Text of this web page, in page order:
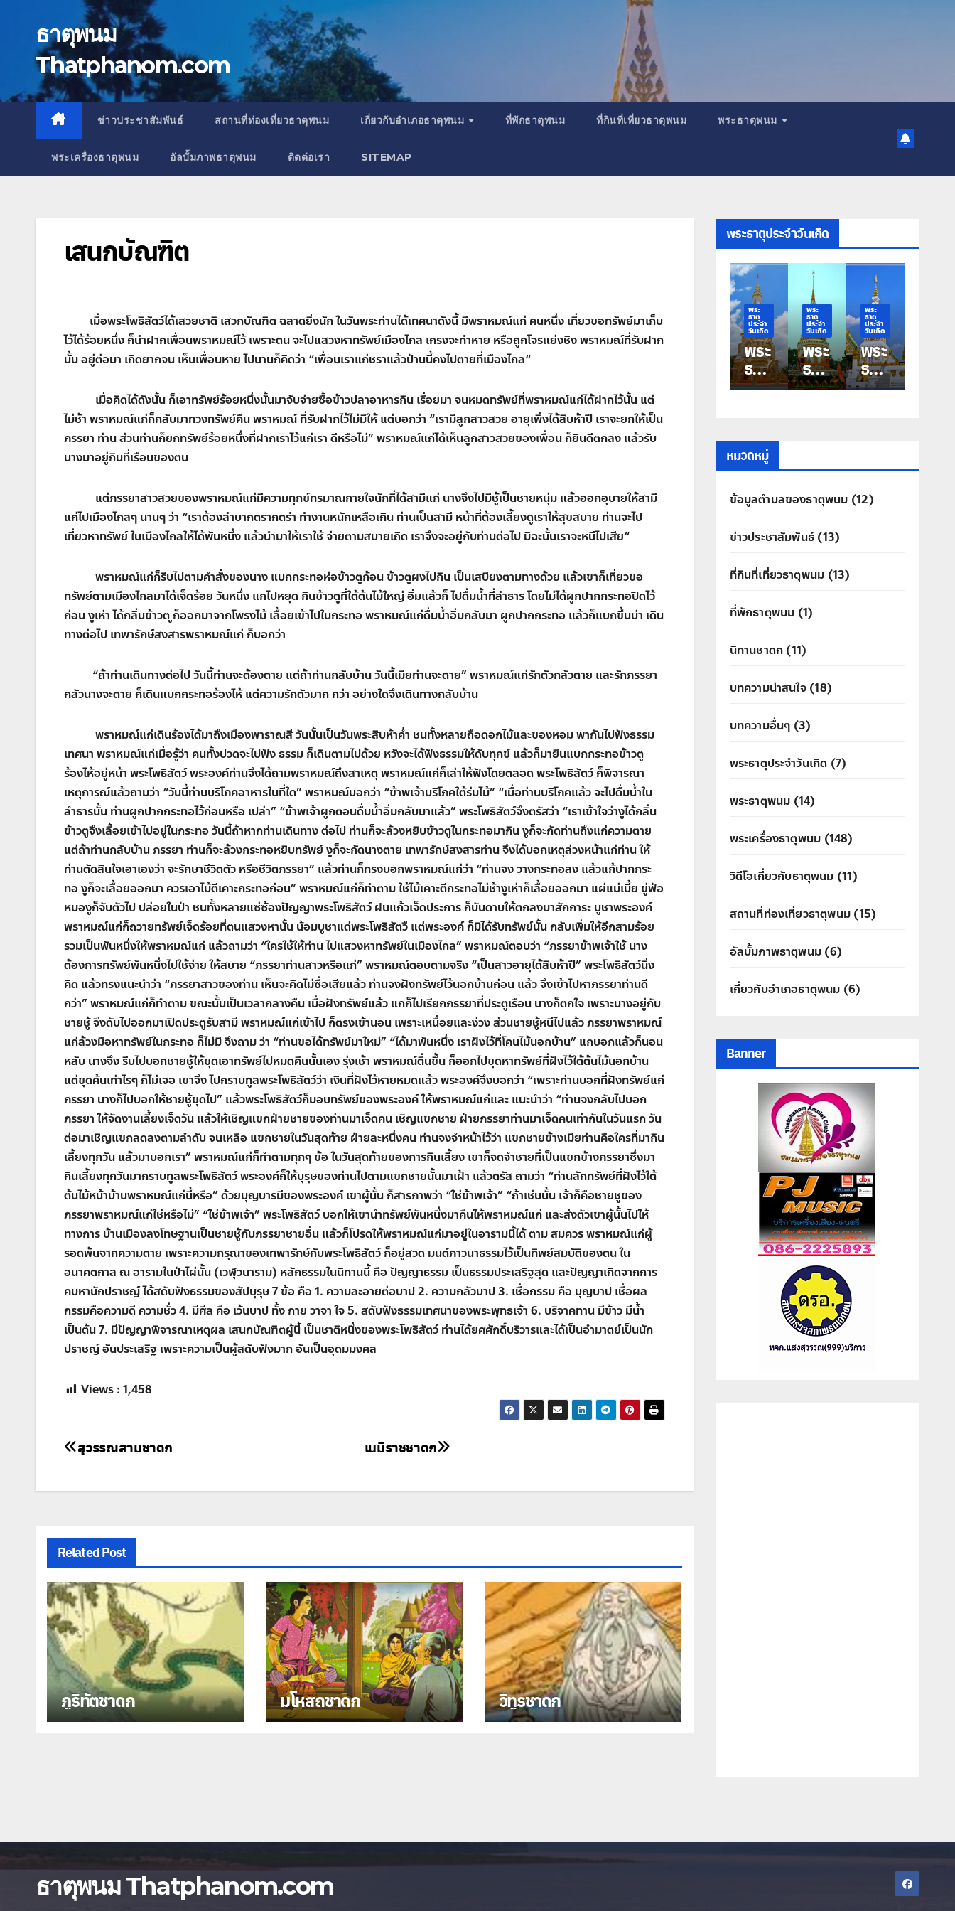
contentธาตุพนม
Thatphanom.com
ข่าวประชาสัมพันธ์ สถานที่ท่องเที่ยวธาตุพนม เกี่ยวกับอำเภอธาตุพนม ที่พักธาตุพนม ที่กินที่เที่ยวธาตุพนม พระธาตุพนม
พระเครื่องธาตุพนม อัลบั้มภาพธาตุพนม ติดต่อเรา SITEMAP
เสนกบัณฑิต
เมื่อพระโพธิสัตว์ได้เสวยชาติ เสวกบัณฑิต ฉลาดยิ่งนัก ในวันพระท่านได้เทศนาดังนี้ มีพราหมณ์แก่ คนหนึ่ง เที่ยวขอทรัพย์มาเก็บ
ไว้ได้ร้อยหนึ่ง ก็นำฝากเพื่อนพราหมณ์ไว้ เพราะตน จะไปแสวงหาทรัพย์เมืองไกล เกรงจะทำหาย หรือถูกโจรแย่งชิง พราหมณ์ที่รับฝาก
นั้น อยู่ต่อมา เกิดยากจน เห็นเพื่อนหาย ไปนานก็คิดว่า “เพื่อนเราแก่ชราแล้วป่านนี้คงไปตายที่เมืองไกล“
เมื่อคิดได้ดังนั้น ก็เอาทรัพย์ร้อยหนึ่งนั้นมาจับจ่ายซื้อข้าวปลาอาหารกิน เรื่อยมา จนหมดทรัพย์ที่พราหมณ์แก่ได้ฝากไว้นั้น แต่
ไม่ช้า พราหมณ์แก่ก็กลับมาทวงทรัพย์คืน พราหมณ์ ที่รับฝากไว้ไม่มีให้ แต่บอกว่า “เรามีลูกสาวสวย อายุเพิ่งได้สิบห้าปี เราจะยกให้เป็น
ภรรยา ท่าน ส่วนท่านก็ยกทรัพย์ร้อยหนึ่งที่ฝากเราไว้แก่เรา ดีหรือไม่”พราหมณ์แก่ได้เห็นลูกสาวสวยของเพื่อน ก็ยินดีตกลง แล้วรับ
นางมาอยู่กินที่เรือนของตน
แต่ภรรยาสาวสวยของพราหมณ์แก่มีความทุกข์ทรมาณกายใจนักที่ได้สามีแก่ นางจึงไปมีชู้เป็นชายหนุ่ม แล้วออกอุบายให้สามี
แก่ไปเมืองไกลๆ นานๆ ว่า “เราต้องลำบากตรากตรำ ทำงานหนักเหลือเกิน ท่านเป็นสามี หน้าที่ต้องเลี้ยงดูเราให้สุขสบาย ท่านจะไป
เที่ยวหาทรัพย์ ในเมืองไกลให้ได้พันหนึ่ง แล้วนำมาให้เราใช้ จ่ายตามสบายเถิด เราจึงจะอยู่กับท่านต่อไป มิฉะนั้นเราจะหนีไปเสีย“
พราหมณ์แก่ก็รีบไปตามคำสั่งของนาง แบกกระทอห่อข้าวตูก้อน ข้าวตูผงไปกิน เป็นเสบียงตามทางด้วย แล้วเขาก็เที่ยวขอ
ทรัพย์ตามเมืองไกลมาได้เจ็ดร้อย วันหนึ่ง แกไปหยุด กินข้าวตูที่ใต้ต้นไม้ใหญ่ อิ่มแล้วก็ ไปดื่มน้ำที่ลำธาร โดยไม่ได้ผูกปากกระทอปิดไว้
ก่อน งูเห่า ได้กลิ่นข้าวต ูก็ออกมาจากโพรงไม้ เลื้อยเข้าไปในกระทอ พราหมณ์แก่ดื่มน้ำอิ่มกลับมา ผูกปากกระทอ แล้วก็แบกขึ้นบ่า เดิน
ทางต่อไป เทพารักษ์สงสารพราหมณ์แก่ ก็บอกว่า
“ถ้าท่านเดินทางต่อไป วันนี้ท่านจะต้องตาย แต่ถ้าท่านกลับบ้าน วันนี้เมียท่านจะตาย”พราหมณ์แก่รักตัวกลัวตาย และรักภรรยา
กลัวนางจะตาย ก็เดินแบกกระทอร้องไห้ แต่ความรักตัวมาก กว่า อย่างใดจึงเดินทางกลับบ้าน
พราหมณ์แก่เดินร้องได้มาถึงเมืองพาราณสี วันนั้นเป็นวันพระสิบห้าค่ำ ชนทั้งหลายถือดอกไม้และของหอม พากันไปฟังธรรม
เทศนา พราหมณ์แก่เมื่อรู้ว่า คนทั้งปวดจะไปฟัง ธรรม ก็เดินตามไปด้วย หวังจะได้ฟังธรรมให้ดับทุกข์ แล้วก็มายืนแบกกระทอข้าวตู
ร้องไห้อยู่หน้า พระโพธิสัตว์ พระองค์ท่านจึงได้ถามพราหมณ์ถึงสาเหตุ พราหมณ์แก่ก็เล่าให้ฟังโดยตลอด พระโพธิสัตว์ ก็พิจารณา
เหตุการณ์แล้วถามว่า “วันนี้ท่านบริโภคอาหารในที่ใด”พราหมณ์บอกว่า “ข้าพเจ้าบริโภคใต้ร่มไม้” “เมื่อท่านบริโภคแล้ว จะไปดื่มน้ำใน
ลำธารนั้น ท่านผูกปากกระทอไว้ก่อนหรือ เปล่า” “ข้าพเจ้าผูกตอนดื่มน้ำอิ่มกลับมาแล้ว”พระโพธิสัตว์จึงตรัสว่า “เราเข้าใจว่างูได้กลิ่น
ข้าวตูจึงเลื้อยเข้าไปอยู่ในกระทอ วันนี้ถ้าหากท่านเดินทาง ต่อไป ท่านก็จะล้วงหยิบข้าวตูในกระทอมากิน งูก็จะกัดท่านถึงแก่ความตาย
แต่ถ้าท่านกลับบ้าน ภรรยา ท่านก็จะล้วงกระทอหยิบทรัพย์ งูก็จะกัดนางตาย เทพารักษ์สงสารท่าน จึงได้บอกเหตุล่วงหน้าแก่ท่าน ให้
ท่านตัดสินใจเอาเองว่า จะรักษาชีวิตตัว หรือชีวิตภรรยา” แล้วท่านก็ทรงบอกพราหมณ์แก่ว่า “ท่านจง วางกระทอลง แล้วแก้ปากกระ
ทอ งูก็จะเลื้อยออกมา ควรเอาไม้ตีเคาะกระทอก่อน”พราหมณ์แก่ก็ทำตาม ใช้ไม้เคาะตีกระทอไม่ช้างูเห่าก็เลื้อยออกมา แผ่แม่เบี้ย ขู่ฟ่อ
หมองูก็จับตัวไป ปล่อยในป่า ชนทั้งหลายแซ่ซ้องปัญญาพระโพธิสัตว์ ฝนแก้วเจ็ดประการ ก็บันดาบให้ตกลงมาสักการะ บูชาพระองค์
พราหมณ์แก่ก็ถวายทรัพย์เจ็ดร้อยที่ตนแสวงหานั้น น้อมบูชาแด่พระโพธิสัตวื แต่พระองค์ ก็มิได้รับทรัพย์นั้น กลับเพิ่มให้อีกสามร้อย
รวมเป็นพันหนึ่งให้พราหมณ์แก่ แล้วถามว่า “ใครใช้ให้ท่าน ไปแสวงหาทรัพย์ในเมืองไกล”พราหมณ์ตอบว่า “ภรรยาข้าพเจ้าใช้ นาง
ต้องการทรัพย์พันหนึ่งไปใช้จ่าย ให้สบาย “ภรรยาท่านสาวหรือแก่”พราหมณ์ตอบตามจริง “เป็นสาวอายุได้สิบห้าปี”พระโพธิสัตว์นิ่ง
คิด แล้วทรงแนะนำว่า “ภรรยาสาวของท่าน เห็นจะคิดไม่ซื่อเสียแล้ว ท่านจงฝังทรัพย์ไว้นอกบ้านก่อน แล้ว จึงเข้าไปหาภรรยาท่านดี
กว่า”พราหมณ์แก่ก็ทำตาม ขณะนั้นเป็นเวลากลางคืน เมื่อฝังทรัพย์แล้ว แกก็ไปเรียกภรรยาที่ประตูเรือน นางก็ตกใจ เพราะนางอยู่กับ
ชายชู้ จึงดับไปออกมาเปิดประตูรับสามี พราหมณ์แก่เข้าไป ก็ตรงเข้านอน เพราะเหนื่อยและง่วง ส่วนชายชู้หนีไปแล้ว ภรรยาพราหมณ์
แก่ล้วงมือหาทรัพย์ในกระทอ ก็ไม่มี จึงถาม ว่า “ท่านขอได้ทรัพย์มาใหม่” “ได้มาพันหนึ่ง เราฝังไว้ที่โคนไม้นอกบ้าน” แกบอกแล้วก็นอน
หลับ นางจึง รีบไปบอกชายชู้ให้ขุดเอาทรัพย์ไปหมดคืนนั้นเอง รุ่งเช้า พราหมณ์ตื่นขึ้น ก็ออกไปขุดหาทรัพย์ที่ฝังไว้ใต้ต้นไม้นอกบ้าน
แต่ขุดค้นเท่าไรๆ ก็ไม่เจอ เขาจึง ไปกราบทูลพระโพธิสัตว์ว่า เงินที่ฝังไว้หายหมดแล้ว พระองค์จึงบอกว่า “เพราะท่านบอกที่ฝังทรัพย์แก่
ภรรยา นางก็ไปบอกให้ชายชู้ขุดไป” แล้วพระโพธิสัตว์ก็มอบทรัพย์ของพระองค์ ให้พราหมณ์แก่และ แนะนำว่า “ท่านจงกลับไปบอก
ภรรยา ให้จัดงานเลี้ยงเจ็ดวัน แล้วให้เชิญแขกฝ่ายชายของท่านมาเจ็ดคน เชิญแขกชาย ฝ่ายภรรยาท่านมาเจ็ดคนเท่ากันในวันแรก วัน
ต่อมาเชิญแขกลดลงตามลำดับ จนเหลือ แขกชายในวันสุดท้าย ฝ่ายละหนึ่งคน ท่านจงจำหน้าไว้ว่า แขกชายข้างเมียท่านคือใครที่มากิน
เลี้ยงทุกวัน แล้วมาบอกเรา”พราหมณ์แก่ก็ทำตามทุกๆ ข้อ ในวันสุดท้ายของการกินเลี้ยง เขาก็จดจำชายที่เป็นแขกข้างภรรยาซึ่งมา
กินเลี้ยงทุกวันมากราบทูลพระโพธิสัตว์ พระองค์ก็ให้บุรุษของท่านไปตามแขกชายนั้นมาเฝ้า แล้วตรัส ถามว่า “ท่านลักทรัพย์ที่ฝังไว้ใต้
ต้นไม้หน้าบ้านพราหมณ์แก่นี้หรือ”ด้วยบุญบารมีของพระองค์ เขาผู้นั้น ก็สารภาพว่า “ใช่ข้าพเจ้า” “ถ้าเช่นนั้น เจ้าก็คือชายชูของ
ภรรยาพราหมณ์แก่ใช่หรือไม่” “ใช่ข้าพเจ้า”พระโพธิสัตว์ บอกให้เขานำทรัพย์พันหนึ่งมาคืนให้พราหมณ์แก่ และส่งตัวเขาผู้นั้นไปให้
ทางการ บ้านเมืองลงโทษฐานเป็นชายชู้กับภรรยาชายอื่น แล้วก็โปรดให้พราหมณ์แก่มาอยู่ในอารามนี้ได้ ตาม สมควร พราหมณ์แก่ผู้
รอดพ้นจากความตาย เพราะความกรุณาของเทพารักษ์กับพระโพธิสัตว์ ก็อยู่สวด มนต์ภาวนาธรรมไว้เป็นทิพย์สมบัติของตน ใน
อนาคตกาล ณ อารามในป่าไผ่นั้น (เวฬุวนาราม) หลักธรรมในนิทานนี้ คือ ปัญญาธรรม เป็นธรรมประเสริฐสุด และปัญญาเกิดจากการ
คบหานักปราชญ์ ได้สดับฟังธรรมของสัปบุรุษ7ข้อ คือ1. ความละอายต่อบาป2. ความกลัวบาป3. เชื่อกรรม คือ บุญบาป เชื่อผล
กรรมคือความดี ความชั่ว4. มีศีล คือ เว้นบาป ทั้ง กาย วาจา ใจ5. สดับฟังธรรมเทศนาของพระพุทธเจ้า 6. บริจาคทาน มีข้าว มีน้ำ
เป็นต้น7. มีปัญญาพิจารณาเหตุผล เสนกบัณฑิตผู้นี้ เป็นชาติหนึ่งของพระโพธิสัตว์ ท่านได้ยศศักดิ์บริวารและได้เป็นอำมาตย์เป็นนัก
ปราชญ์ อันประเสริฐ เพราะความเป็นผู้สดับฟังมาก อันเป็นอุดมมงคล
Views : 1,458
แนะแนว
เรื่อง
เนมิราชชาดก
สุวรรณสามชาดก
Related Post
ภูริทัตชาดก มโหสถชาดก วิทูรชาดก
พระธาตุประจำวันเกิด
ธาตุ
ประจำ
พระ
ประ
จำ
วัน
เกิด
ร์
พระ
ธาตุ
พระ
ธาตุ
ประจำ
วันเกิด
พระ
ธาตุ
ประ
เกิด
วัน
พฤ
หัสบ
ดี
พระ
ธาตุ
ประ
สิทธิ์
พระ
ธาตุ
ประจำ
วันเกิด
พระ
ธาตุ
ประ
พุธ
พระ
ธาตุ
มหา
ชัย
พระ
ธาตุ
ประจำ
วันเกิด
พระ
ธาตุ
ประ
อังค
าร
พระ
หมวดหมู่
ข้อมูลตำบลของธาตุพนม (12)
ข่าวประชาสัมพันธ์(13)
ที่กินที่เที่ยวธาตุพนม (13)
ที่พักธาตุพนม (1)
นิทานชาดก (11)
บทความน่าสนใจ(18)
บทความอื่นๆ (3)
พระธาตุประจำวันเกิด (7)
พระธาตุพนม (14)
พระเครื่องธาตุพนม (148)
วิดีโอเกี่ยวกับธาตุพนม (11)
สถานที่ท่องเที่ยวธาตุพนม (15)
อัลบั้มภาพธาตุพนม (6)
เกี่ยวกับอำเภอธาตุพนม (6)
Banner
ธาตุพนม Thatphanom.com